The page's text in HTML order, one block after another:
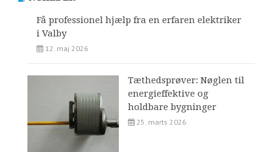
Få professionel hjælp fra en erfaren elektriker
i Valby
12. maj 2026
Tæthedsprøver: Nøglen til
energieffektive og
holdbare bygninger
25. marts 2026